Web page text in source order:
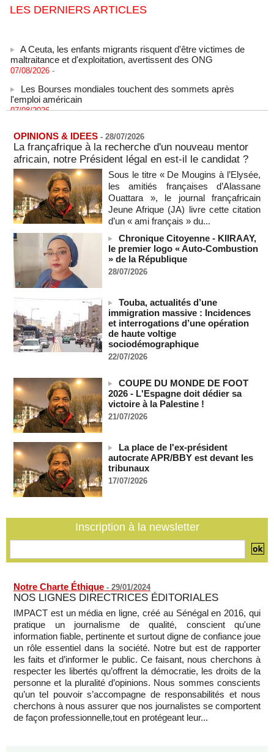
LES DERNIERS ARTICLES
maltraitance et d'exploitation, avertissent des ONG
07/08/2026 -
l'emploi américain
07/08/2026 -
Alassane Ouattara appelle à la contribution de toutes les forces
vives de la nation
07/08/2026 -
Polémique à l’Assemblée nationale : Yaël Braun-Pivet se dit
"dépassée" par les critiques concernant le nouveau pavillon
07/08/2026 -
Depuis le « cessez-le-feu » à Gaza, les forces israéliennes
ont tué 300 enfants palestiniens (UNICEF)
07/08/2026 -
Guinée-Bissau - Première visite de la médiation sénégalaise
après le sommet de la Cedeao
07/08/2026 -
Bénin: Patrice Talon élu président du Sénat, moins de trois
mois après son départ du pouvoir
07/08/2026
Mali-Algérie : le PM Maïga affirme qu’il n’y a « aucune
rupture diplomatique » entre les 2 pays
07/08/2026 -
demande une enquête pour crime de guerre
07/08/2026 -
Côte d'Ivoire : le président Ouattara accorde la grâce à 4.661
détenus
07/08/2026 -
Plagiat à Cambridge - L’université va réexaminer le
recrutement de ses enseignants
07/08/2026 -
La Türkiye, l’Arabie saoudite et le Pakistan signent un accord
conjoint de défense à La Mecque
La Bourse de Paris termine en hausse et poursuit sa course
aux records
OPINIONS & IDEES - 28/07/2026
La françafrique à la recherche d'un nouveau mentor
africain, notre Président légal en est-il le candidat ?
Sous le titre « De Mougins à l’Elysée,
les amitiés françaises d’Alassane
Ouattara », le journal françafricain
Jeune Afrique (JA) livre cette citation
d’un « ami français » du...
Chronique Citoyenne - KIIRAAY,
le premier logo « Auto-Combustion
» de la République
28/07/2026
Touba, actualités d’une
immigration massive : Incidences
et interrogations d’une opération
de haute voltige
sociodémographique
22/07/2026
COUPE DU MONDE DE FOOT
2026 - L'Espagne doit dédier sa
victoire à la Palestine !
21/07/2026
La place de l'ex-président
autocrate APR/BBY est devant les
tribunaux
17/07/2026
Inscription à la newsletter
Notre Charte Éthique - 29/01/2024
NOS LIGNES DIRECTRICES ÉDITORIALES
IMPACT est un média en ligne, créé au Sénégal en 2016, qui
pratique un journalisme de qualité, conscient qu'une
information fiable, pertinente et surtout digne de confiance joue
un rôle essentiel dans la société. Notre but est de rapporter
les faits et d’informer le public. Ce faisant, nous cherchons à
respecter les libertés qu’offrent la démocratie, les droits de la
personne et la pluralité d’opinions. Nous sommes conscients
qu’un tel pouvoir s’accompagne de responsabilités et nous
cherchons à nous assurer que nos journalistes se comportent
de façon professionnelle,tout en protégeant leur...